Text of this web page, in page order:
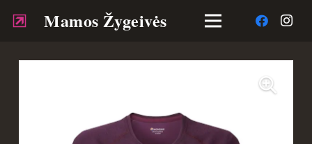
Mamos Žygeivės